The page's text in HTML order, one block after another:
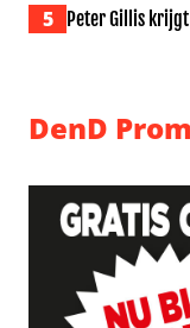
5 Peter Gillis
DenD